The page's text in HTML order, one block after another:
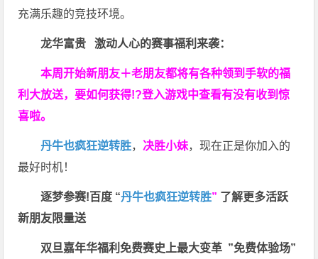
充满乐趣的竞技环境。
龙华富贵 激动人心的赛事福利来袭：
本周开始新朋友＋老朋友都将有各种领到手软的福
利大放送，要如何获得!?登入游戏中查看有没有收到惊
喜啦。
丹牛也疯狂逆转胜， 决胜小妹，现在正是你加入的
最好时机！
逐梦参赛!百度 “丹牛也疯狂逆转胜” 了解更多活跃
新朋友限量送
双旦嘉年华福利免费赛史上最大变革 ”免费体验场”